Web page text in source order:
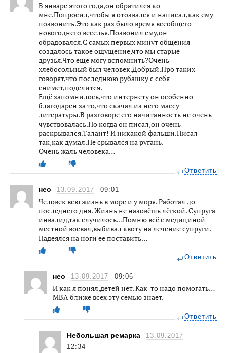
В январе этого года,он обратился ко
мне.Попросил,чтобы я отозвался и написал,как ему
позвонить.Это как раз было время всеобщего
новогоднего веселья.Позвонил ему,он
обрадовался.С самых первых минут общения
создалось такое ощущение,что мы старые
друзья.Что ещё могу вспомнить?Очень
хлебосольный был человек.Добрый.Про таких
говорят,что последнюю рубашку с себя
снимет,поделится.
Ещё запомнилось,что интернету он особенно
благодарен за то,что скачал из него массу
литературы.В разговоре его начитанность не очень
чувствовалась.Но когда он писал,он очень
раскрывался.Талант! И никакой фальши.Писал
так,как думал.Не срывался на ругань.
Очень жаль человека…
Ответить
нео 13.09.2017 09:01
Человек всю жизнь в море и у моря. Работал до
последнего дня. Жизнь не назовёшь лёгкой. Супруга
инвалид,так случилось…Помню всё с медициной
местной воевал,выбивал квоту на лечение супруги.
Надеялся на ноги её поставить…
Ответить
нео 13.09.2017 09:06
И как я понял,детей нет. Как-то надо помогать…
МВА ближе всех эту семью знает.
Ответить
Небольшая ремарка
13.09.2017
12:34